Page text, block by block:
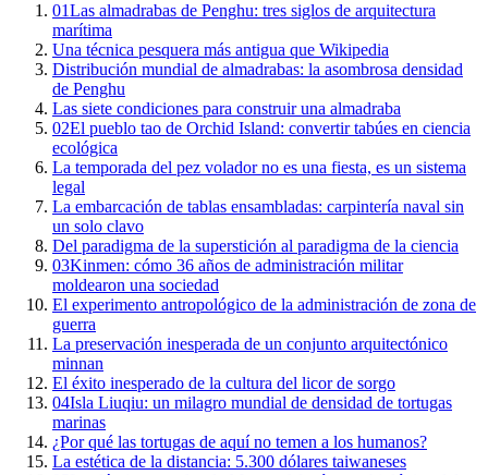
01Las almadrabas de Penghu: tres siglos de arquitectura
marítima
Una técnica pesquera más antigua que Wikipedia
Distribución mundial de almadrabas: la asombrosa densidad
de Penghu
Las siete condiciones para construir una almadraba
02El pueblo tao de Orchid Island: convertir tabúes en ciencia
ecológica
La temporada del pez volador no es una fiesta, es un sistema
legal
La embarcación de tablas ensambladas: carpintería naval sin
un solo clavo
Del paradigma de la superstición al paradigma de la ciencia
03Kinmen: cómo 36 años de administración militar
moldearon una sociedad
El experimento antropológico de la administración de zona de
guerra
La preservación inesperada de un conjunto arquitectónico
minnan
El éxito inesperado de la cultura del licor de sorgo
04Isla Liuqiu: un milagro mundial de densidad de tortugas
marinas
¿Por qué las tortugas de aquí no temen a los humanos?
La estética de la distancia: 5.300 dólares taiwaneses